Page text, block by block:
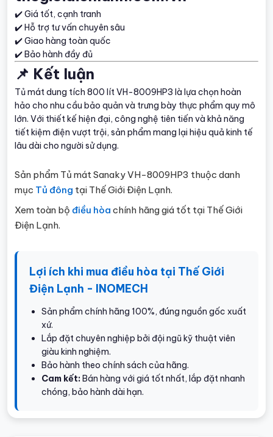
✔️ Giá tốt, cạnh tranh
✔️ Hỗ trợ tư vấn chuyên sâu
✔️ Giao hàng toàn quốc
✔️ Bảo hành đầy đủ
📌 Kết luận
Tủ mát dung tích 800 lít VH-8009HP3 là lựa chọn hoàn
hảo cho nhu cầu bảo quản và trưng bày thực phẩm quy mô
lớn. Với thiết kế hiện đại, công nghệ tiên tiến và khả năng
tiết kiệm điện vượt trội, sản phẩm mang lại hiệu quả kinh tế
lâu dài cho người sử dụng.
Sản phẩm Tủ mát Sanaky VH-8009HP3 thuộc danh
mục Tủ đông tại Thế Giới Điện Lạnh.
Xem toàn bộ điều hòa chính hãng giá tốt tại Thế Giới
Điện Lạnh.
Lợi ích khi mua điều hòa tại Thế Giới
Điện Lạnh - INOMECH
Sản phẩm chính hãng 100%, đúng nguồn gốc xuất
xứ.
Lắp đặt chuyên nghiệp bởi đội ngũ kỹ thuật viên
giàu kinh nghiệm.
Bảo hành theo chính sách của hãng.
Cam kết:Bán hàng với giá tốt nhất, lắp đặt nhanh
chóng, bảo hành dài hạn.